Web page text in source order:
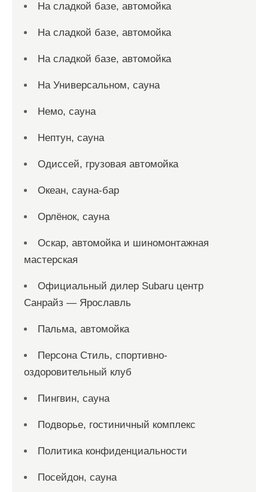
На сладкой базе, автомойка
На сладкой базе, автомойка
На сладкой базе, автомойка
На Универсальном, сауна
Немо, сауна
Нептун, сауна
Одиссей, грузовая автомойка
Океан, сауна-бар
Орлёнок, сауна
Оскар, автомойка и шиномонтажная
мастерская
Официальный дилер Subaru центр
Санрайз — Ярославль
Пальма, автомойка
Персона Стиль, спортивно-
оздоровительный клуб
Пингвин, сауна
Подворье, гостиничный комплекс
Политика конфиденциальности
Посейдон, сауна